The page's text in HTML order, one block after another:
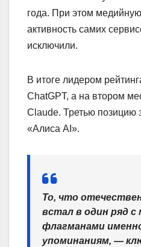
года. При этом
активность самих
исключили.
В итоге лидером
ChatGPT, а на втором
Claude. Третью позицию
«Алиса AI».
То, что
встал в один ряд
флагманами
упоминаниям, —